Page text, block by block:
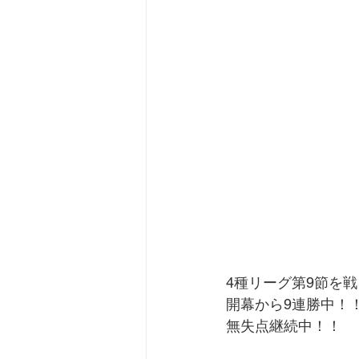
4種リーグ第9節を戦
開幕から9連勝中！！
無失点継続中！！